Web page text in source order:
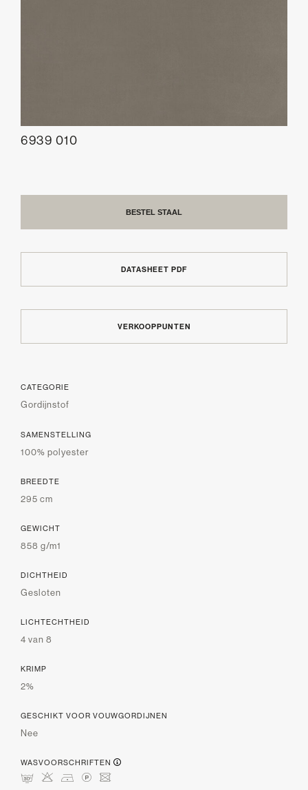
6939 010
BESTEL STAAL
DATASHEET PDF
VERKOOPPUNTEN
CATEGORIE
Gordijnstof
SAMENSTELLING
100% polyester
BREEDTE
295 cm
GEWICHT
858 g/m1
DICHTHEID
Gesloten
LICHTECHTHEID
4 van 8
KRIMP
2%
GESCHIKT VOOR VOUWGORDIJNEN
Nee
WASVOORSCHRIFTEN
mHDLU